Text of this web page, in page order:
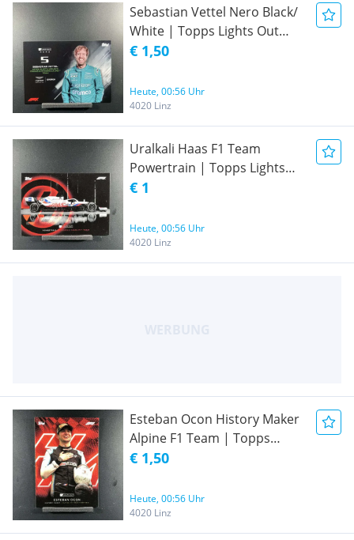
Sebastian Vettel Nero Black/
White | Topps Lights Out
2022 Formel 1 Sammelkarte
Cognizant F1 Team
€ 1,50
Heute, 00:56 Uhr
4020 Linz
Uralkali Haas F1 Team
Powertrain | Topps Lights
Out 2021 Formel 1
Schumacher Mazepin
€ 1
Heute, 00:56 Uhr
4020 Linz
Esteban Ocon History Maker
Alpine F1 Team | Topps
Lights Out 2021 Formel 1
€ 1,50
Heute, 00:56 Uhr
4020 Linz